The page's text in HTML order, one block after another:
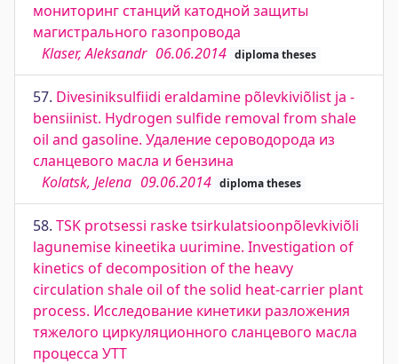
мониторинг станций катодной защиты
магистрального газопровода
Klaser, Aleksandr 06.06.2014 diploma theses
57. Divesiniksulfiidi eraldamine põlevkiviõlist ja -
bensiinist. Hydrogen sulfide removal from shale
oil and gasoline. Удаление сероводорода из
сланцевого масла и бензина
Kolatsk, Jelena 09.06.2014 diploma theses
58. TSK protsessi raske tsirkulatsioonpõlevkiviõli
lagunemise kineetika uurimine. Investigation of
kinetics of decomposition of the heavy
circulation shale oil of the solid heat-carrier plant
process. Исследование кинетики разложения
тяжелого циркуляционного сланцевого масла
процесса УТТ